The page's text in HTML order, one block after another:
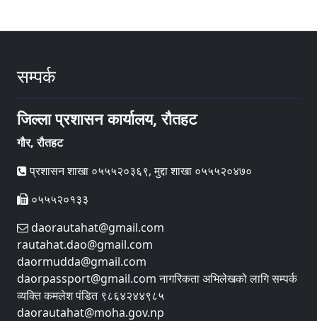
सम्पर्क
जिल्ला प्रशासन कार्यालय, रौतहट
गौर, रौतहट
प्रशासन शाखा ०५५५२०३६९, मुद्दा शाखा ०५५५२०४७०
०५५५२०१३३
daorautahat@gmail.com
rautahat.dao@gmail.com
daormudda@gmail.com
daorpassport@gmail.com नागरिकता अभिलेखको लागि सम्पर्क
व्यक्ति कमलेश पंडित ९८६४२४४९८५
daorautahat@moha.gov.np